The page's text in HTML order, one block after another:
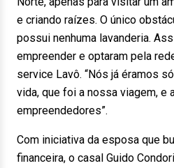
e criando raízes. O único
possui nenhuma lavanderia.
empreender e optaram pela
service Lavô. “Nós já éramos
vida, que foi a nossa viagem, e
empreendedores”.
Com iniciativa da esposa que
financeira, o casal Guido